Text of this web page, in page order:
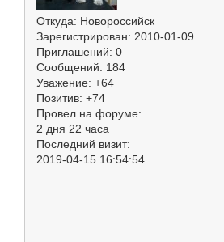
Откуда: Новороссийск
Зарегистрирован: 2010-01-09
Приглашений: 0
Сообщений: 184
Уважение: +64
Позитив: +74
Провел на форуме:
2 дня 22 часа
Последний визит:
2019-04-15 16:54:54